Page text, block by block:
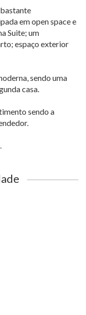
em open space e
Suite; um
espaço exterior
sendo uma
casa.
sendo a